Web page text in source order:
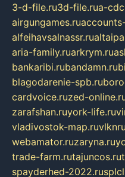
3-d-file.ru3d-file.rua-
airgungames.ru
alfeihavsalnassr.ru
aria-family.ruarkrym.ru
bankaribi.rubandamn.ru
blagodarenie-spb.ru
cardvoice.ruzed-
zarafshan.ruyork-life.ru
vladivostok-map.ru
webamator.ruzaryna.ru
trade-farm.rutajuncos.ru
spayderhed-2022.ru